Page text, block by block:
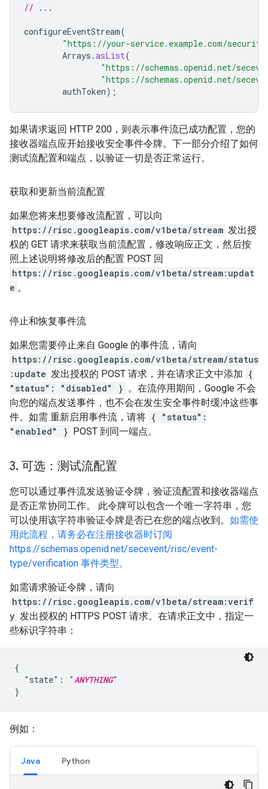
// ...
configureEventStream(
"https://your-service.example.com/
Arrays .asList(
"https://schemas.openid.net/
"https://schemas.openid.net/
authToken);
如果请求返回 HTTP 200，则表示事件流已成功配置，您的
接收器端点应开始接收安全事件令牌。下一部分介绍了如何
测试流配置和端点，以验证一切是否正常运行。
获取和更新当前流配置
如果您将来想要修改流配置，可以向
https://risc.googleapis.com/v1beta/stream 发出授
权的 GET 请求来获取当前流配置，修改响应正文，然后按
照上述说明将修改后的配置 POST 回
https://risc.googleapis.com/v1beta/stream:updat
e 。
停止和恢复事件流
如果您需要停止来自 Google 的事件流，请向
https://risc.googleapis.com/v1beta/stream/status
:update 发出授权的 POST 请求，并在请求正文中添加 {
"status": "disabled" } 。在流停用期间，Google 不会
向您的端点发送事件，也不会在发生安全事件时缓冲这些事
件。如需 重新启用事件流，请将 { "status":
"enabled" } POST 到同一端点。
3. 可选：测试流配置
您可以通过事件流发送验证令牌，验证流配置和接收器端点
是否正常协同工作。 此令牌可以包含一个唯一字符串，您
可以使用该字符串验证令牌是否已在您的端点收到。 如需使
用此流程，请务必在注册接收器时订阅
https://schemas.openid.net/secevent/risc/event-
type/verification 事件类型。
如需请求验证令牌，请向
https://risc.googleapis.com/v1beta/stream:verif
y 发出授权的 HTTPS POST 请求。在请求正文中，指定一
些标识字符串：
{
  "state": "
ANYTHING"
例如：
Java Python